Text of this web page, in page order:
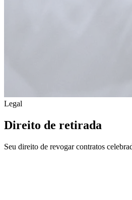
Legal
Direito de retirada
Seu direito de revogar contratos